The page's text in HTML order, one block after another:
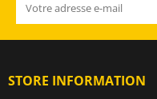
STORE INFORMATION